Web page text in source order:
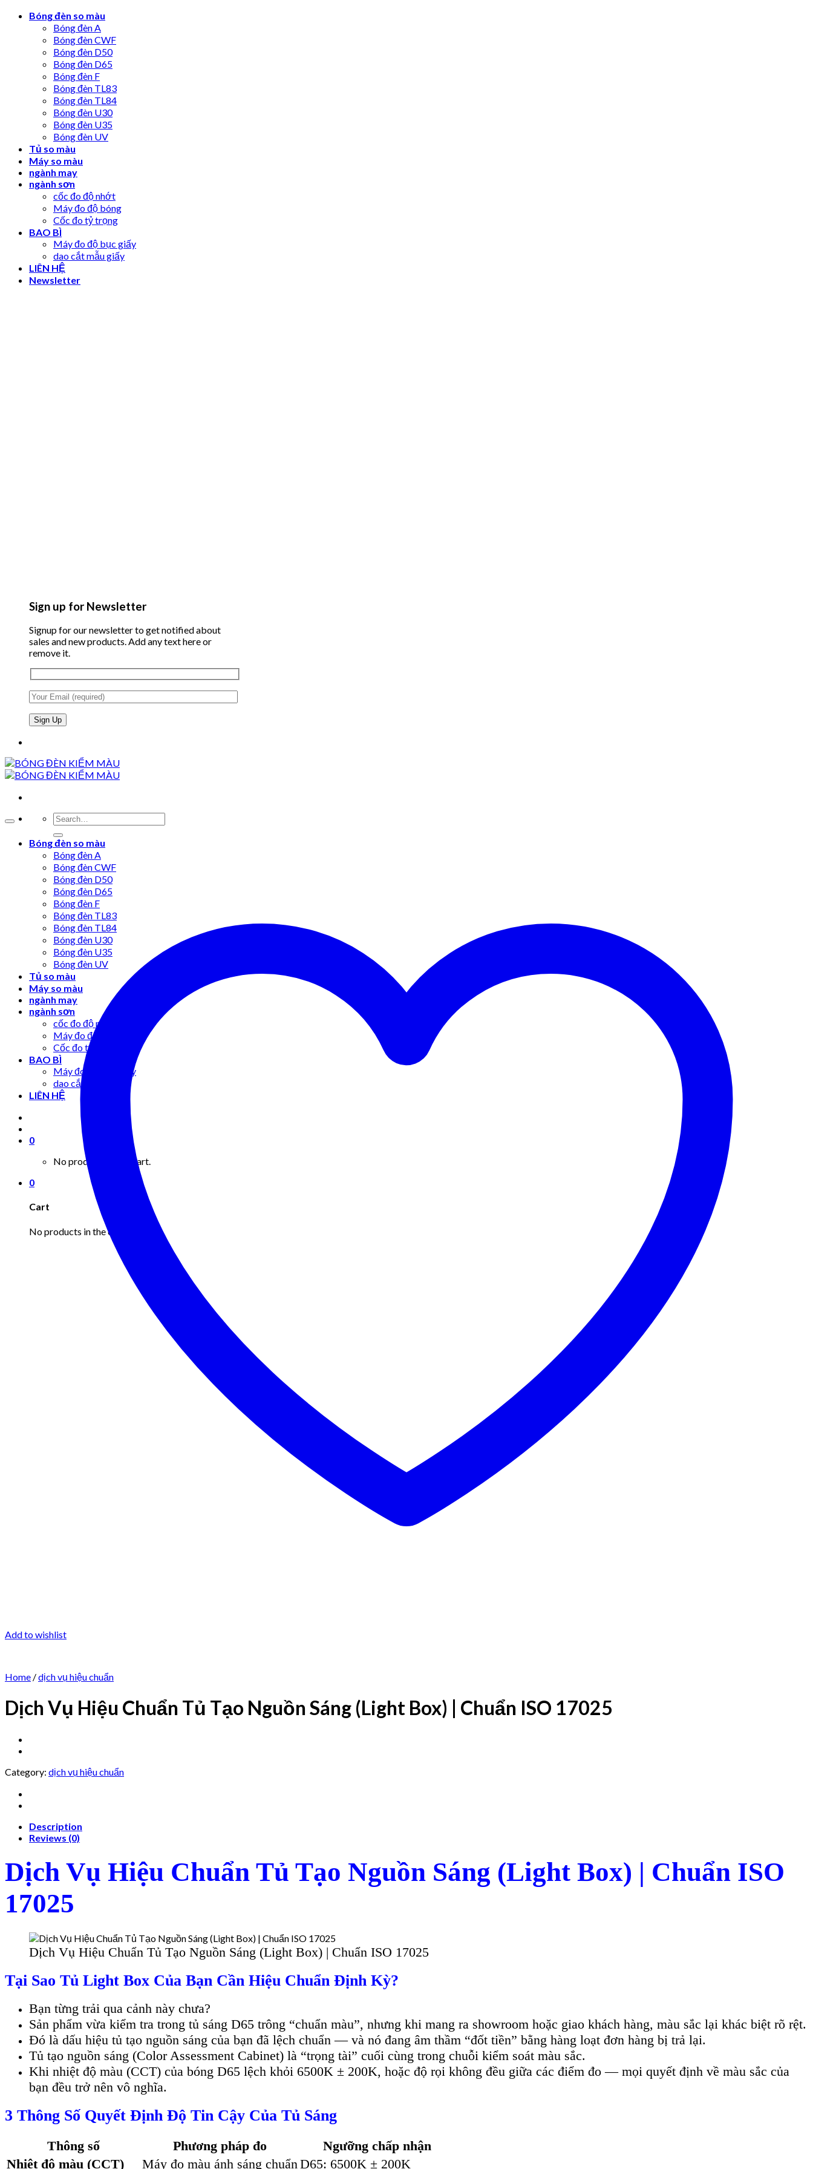
Skip
Bóng đèn so màu
Bóng đèn A
Bóng đèn CWF
Bóng đèn D50
Bóng đèn D65
Bóng đèn F
Bóng đèn TL83
Bóng đèn TL84
Bóng đèn U30
Bóng đèn U35
Bóng đèn UV
Tủ so màu
Máy so màu
ngành may
ngành sơn
cốc đo độ nhớt
Máy đo độ bóng
Cốc đo tỷ trọng
BAO BÌ
Máy đo độ bục giấy
dao cắt mẫu giấy
LIÊN HỆ
Newsletter
Sign up for Newsletter
Signup for our newsletter to get notified about
sales and new products. Add any text here or
remove it.
Bóng đèn so màu
Bóng đèn A
Bóng đèn CWF
Bóng đèn D50
Bóng đèn D65
Bóng đèn F
Bóng đèn TL83
Bóng đèn TL84
Bóng đèn U30
Bóng đèn U35
Bóng đèn UV
Tủ so màu
Máy so màu
ngành may
ngành sơn
cốc đo độ nhớt
Máy đo độ bóng
Cốc đo tỷ trọng
BAO BÌ
Máy đo độ bục giấy
dao cắt mẫu giấy
LIÊN HỆ
0
No products in the cart.
0
Cart
No products in the cart.
Add to wishlist
Home /dịch vụ hiệu chuẩn
Dịch Vụ Hiệu Chuẩn Tủ Tạo Nguồn Sáng (Light Box) | Chuẩn ISO 17025
Category: dịch vụ hiệu chuẩn
Description
Reviews (0)
Dịch Vụ Hiệu Chuẩn Tủ Tạo Nguồn Sáng (Light Box) | Chuẩn ISO
17025
Dịch Vụ Hiệu Chuẩn Tủ Tạo Nguồn Sáng (Light Box) | Chuẩn ISO 17025
Tại Sao Tủ Light Box Của Bạn Cần Hiệu Chuẩn Định Kỳ?
Bạn từng trải qua cảnh này chưa?
Sản phẩm vừa kiểm tra trong tủ sáng D65 trông “chuẩn màu”, nhưng khi mang ra showroom hoặc giao khách hàng, màu sắc lại khác biệt rõ rệt.
Đó là dấu hiệu tủ tạo nguồn sáng của bạn đã lệch chuẩn — và nó đang âm thầm “đốt tiền” bằng hàng loạt đơn hàng bị trả lại.
Tủ tạo nguồn sáng (Color Assessment Cabinet) là “trọng tài” cuối cùng trong chuỗi kiểm soát màu sắc.
Khi nhiệt độ màu (CCT) của bóng D65 lệch khỏi 6500K ± 200K, hoặc độ rọi không đều giữa các điểm đo — mọi quyết định về màu sắc của
bạn đều trở nên vô nghĩa.
3 Thông Số Quyết Định Độ Tin Cậy Của Tủ Sáng
Thông số Phương pháp đo
Ngưỡng chấp nhận
Nhiệt độ màu (CCT)
Máy đo màu ánh sáng chuẩn D65: 6500K ± 200K